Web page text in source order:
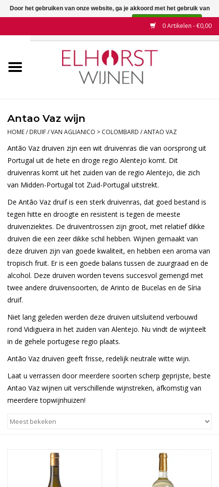
0 Artikelen - €0,00
Wijnen
Wijnhuizen
Druif
Wijnaanbiedingen
Contact
Wijnberichten
Antao Vaz wijn
HOME/ DRUIF/VAN AGLIANICO > COLOMBARD /ANTAO VAZ
Antão Vaz druiven zijn een wit druivenras die van oorsprong uit
Portugal uit de hete en droge regio Alentejo komt. Dit
druivenras komt uit het zuiden van de regio Alentejo, die zich
van Midden-Portugal tot Zuid-Portugal uitstrekt.
De Antão Vaz druif is een sterk druivenras, dat goed bestand is
tegen hitte en droogte en resistent is tegen de meeste
druivenziektes. De druiventrossen zijn groot, met relatief dikke
druiven die een zeer dikke schil hebben. Wijnen gemaakt van
deze druiven zijn van goede kwaliteit, en hebben een aroma van
tropisch fruit. Er is een goede balans tussen de zuurgraad en de
alcohol. Deze druiven worden tevens succesvol gemengd met
twee andere druivensoorten, de Arinto de Bucelas en de Síria
druif.
Niet lang geleden werden deze druiven uitsluitend verbouwd
rond Vidigueira in het zuiden van Alentejo. Nu vindt de wijnteelt
in de gehele portugese regio plaats.
Antão Vaz druiven geeft frisse, redelijk neutrale witte wijn.
Laat u verrassen door meerdere soorten scherp geprijste, beste
Antao Vaz wijnen uit verschillende wijnstreken, afkomstig van
meerdere topwijnhuizen!
Door het gebruiken van onze website, ga je akkoord met het gebruik van